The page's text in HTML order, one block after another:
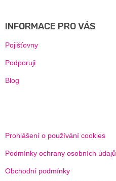
INFORMACE PRO VÁS
Pojišťovny
Podporuji
Blog
Prohlášení o používání cookies
Podmínky ochrany osobních údajů
Obchodní podmínky